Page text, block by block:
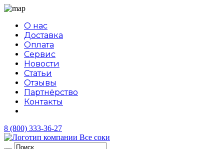
О нас
Доставка
Оплата
Сервис
Новости
Статьи
Отзывы
Партнёрство
Контакты
8 (800) 333-36-27